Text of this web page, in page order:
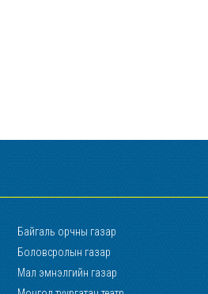
Байгаль орчны газар
Боловсролын газар
Мал эмнэлгийн газар